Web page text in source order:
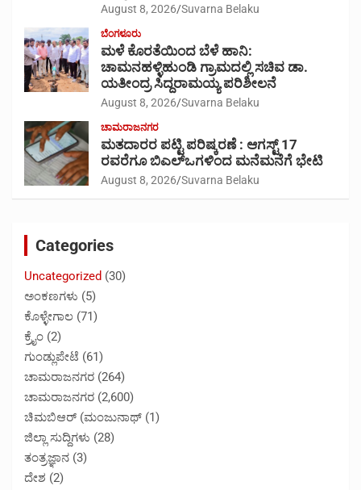
August 8, 2026 Suvarna Belaku
ಬೆಂಗಳೂರು
ಮಳೆ ಕೊರತೆಯಿಂದ ಬೆಳೆ ಹಾನಿ:
ಚಾಮನಹಳ್ಳಿಹುಂಡಿ ಗ್ರಾಮದಲ್ಲಿ ಸಚಿವ ಡಾ.
ಯತೀಂದ್ರ ಸಿದ್ದರಾಮಯ್ಯ ಪರಿಶೀಲನೆ
August 8, 2026 Suvarna Belaku
ಚಾಮರಾಜನಗರ
ಮತದಾರರ ಪಟ್ಟಿ ಪರಿಷ್ಕರಣೆ : ಆಗಸ್ಟ್ 17
ರವರೆಗೂ ಬಿಎಲ್‍ಒಗಳಿಂದ ಮನೆಮನೆಗೆ ಭೇಟಿ
August 8, 2026 Suvarna Belaku
Categories
Uncategorized (30)
ಅಂಕಣಗಳು (5)
ಕೊಳ್ಳೇಗಾಲ (71)
ಕ್ರೈಂ (2)
ಗುಂಡ್ಲುಪೇಟೆ (61)
ಚಾಮರಾಜನಗರ (264)
ಚಾಮರಾಜನಗರ (2,600)
ಚಿಮಬಿಆರ್ (ಮಂಜುನಾಥ್ (1)
ಜಿಲ್ಲಾ ಸುದ್ದಿಗಳು (28)
ತಂತ್ರಜ್ಞಾನ (3)
ದೇಶ (2)